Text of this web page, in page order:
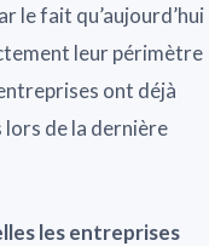
le fait qu’aujourd’hui
leur périmètre
ont déjà
lors de la dernière
les entreprises